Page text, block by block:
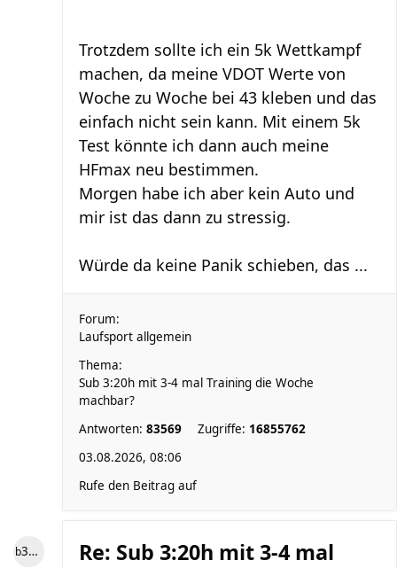
Trotzdem sollte ich ein 5k Wettkampf
machen, da meine VDOT Werte von
Woche zu Woche bei 43 kleben und das
einfach nicht sein kann. Mit einem 5k
Test könnte ich dann auch meine
HFmax neu bestimmen.
Morgen habe ich aber kein Auto und
mir ist das dann zu stressig.
Würde da keine Panik schieben, das ...
Forum:
Laufsport allgemein
Thema:
Sub 3:20h mit 3-4 mal Training die Woche
machbar?
Antworten: 83569 Zugriffe: 16855762
03.08.2026, 08:06
Rufe den Beitrag auf
b3ngel
Re: Sub 3:20h mit 3-4 mal